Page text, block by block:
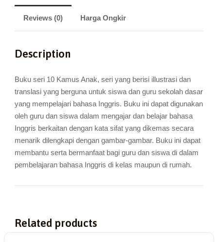
Reviews (0) Harga Ongkir
Description
Buku seri 10 Kamus Anak, seri yang berisi illustrasi dan
translasi yang berguna untuk siswa dan guru sekolah dasar
yang mempelajari bahasa Inggris. Buku ini dapat digunakan
oleh guru dan siswa dalam mengajar dan belajar bahasa
Inggris berkaitan dengan kata sifat yang dikemas secara
menarik dilengkapi dengan gambar-gambar. Buku ini dapat
membantu serta bermanfaat bagi guru dan siswa di dalam
pembelajaran bahasa Inggris di kelas maupun di rumah.
Related products